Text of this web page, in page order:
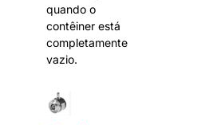
quando o
contêiner está
completamente
vazio.